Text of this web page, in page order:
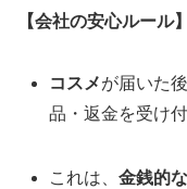
【会社の安心ルール】
コスメが届いた
品・返金を受け付
これは、金銭的